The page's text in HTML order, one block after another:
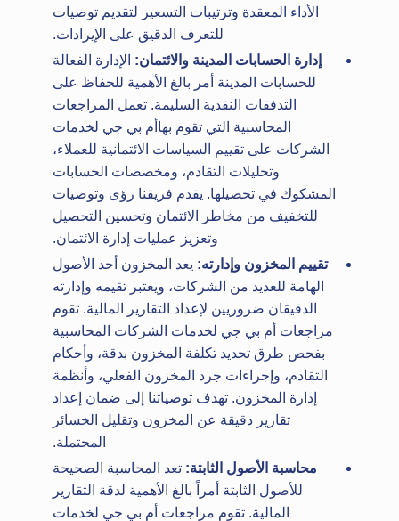
الأداء المعقدة وترتيبات التسعير لتقديم توصيات
للتعرف الدقيق على الإيرادات.
إدارة الحسابات المدينة والائتمان: الإدارة الفعالة
للحسابات المدينة أمر بالغ الأهمية للحفاظ على
التدفقات النقدية السليمة. تعمل المراجعات
المحاسبية التي تقوم بهاأم بي جي لخدمات
الشركات على تقييم السياسات الائتمانية للعملاء،
وتحليلات التقادم، ومخصصات الحسابات
المشكوك في تحصيلها. يقدم فريقنا رؤى وتوصيات
للتخفيف من مخاطر الائتمان وتحسين التحصيل
وتعزيز عمليات إدارة الائتمان.
تقييم المخزون وإدارته: يعد المخزون أحد الأصول
الهامة للعديد من الشركات، ويعتبر تقيمه وإدارته
الدقيقان ضروريين لإعداد التقارير المالية. تقوم
مراجعات أم بي جي لخدمات الشركات المحاسبية
بفحص طرق تحديد تكلفة المخزون بدقة، وأحكام
التقادم، وإجراءات جرد المخزون الفعلي، وأنظمة
إدارة المخزون. تهدف توصياتنا إلى ضمان إعداد
تقارير دقيقة عن المخزون وتقليل الخسائر
المحتملة.
محاسبة الأصول الثابتة: تعد المحاسبة الصحيحة
للأصول الثابتة أمراً بالغ الأهمية لدقة التقارير
المالية. تقوم مراجعات أم بي جي لخدمات